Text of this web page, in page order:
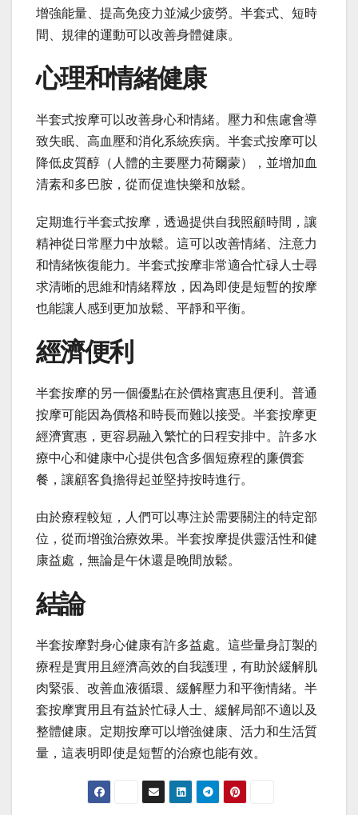
增強能量、提高免疫力並減少疲勞。半套式、短時
間、規律的運動可以改善身體健康。
心理和情緒健康
半套式按摩可以改善身心和情緒。壓力和焦慮會導
致失眠、高血壓和消化系統疾病。半套式按摩可以
降低皮質醇（人體的主要壓力荷爾蒙），並增加血
清素和多巴胺，從而促進快樂和放鬆。
定期進行半套式按摩，透過提供自我照顧時間，讓
精神從日常壓力中放鬆。這可以改善情緒、注意力
和情緒恢復能力。半套式按摩非常適合忙碌人士尋
求清晰的思維和情緒釋放，因為即使是短暫的按摩
也能讓人感到更加放鬆、平靜和平衡。
經濟便利
半套按摩的另一個優點在於價格實惠且便利。普通
按摩可能因為價格和時長而難以接受。半套按摩更
經濟實惠，更容易融入繁忙的日程安排中。許多水
療中心和健康中心提供包含多個短療程的廉價套
餐，讓顧客負擔得起並堅持按時進行。
由於療程較短，人們可以專注於需要關注的特定部
位，從而增強治療效果。半套按摩提供靈活性和健
康益處，無論是午休還是晚間放鬆。
結論
半套按摩對身心健康有許多益處。這些量身訂製的
療程是實用且經濟高效的自我護理，有助於緩解肌
肉緊張、改善血液循環、緩解壓力和平衡情緒。半
套按摩實用且有益於忙碌人士、緩解局部不適以及
整體健康。定期按摩可以增強健康、活力和生活質
量，這表明即使是短暫的治療也能有效。